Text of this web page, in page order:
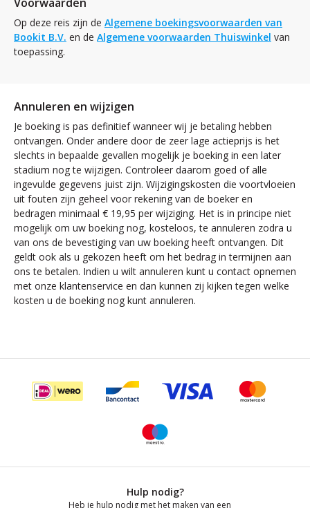
Op deze reis zijn de Algemene boekingsvoorwaarden van
Bookit B.V. en de Algemene voorwaarden Thuiswinkel van
toepassing.
Annuleren en wijzigen
Je boeking is pas definitief wanneer wij je betaling hebben
ontvangen. Onder andere door de zeer lage actieprijs is het
slechts in bepaalde gevallen mogelijk je boeking in een later
stadium nog te wijzigen. Controleer daarom goed of alle
ingevulde gegevens juist zijn. Wijzigingskosten die voortvloeien
uit fouten zijn geheel voor rekening van de boeker en
bedragen minimaal € 19,95 per wijziging. Het is in principe niet
mogelijk om uw boeking nog, kosteloos, te annuleren zodra u
van ons de bevestiging van uw boeking heeft ontvangen. Dit
geldt ook als u gekozen heeft om het bedrag in termijnen aan
ons te betalen. Indien u wilt annuleren kunt u contact opnemen
met onze klantenservice en dan kunnen zij kijken tegen welke
kosten u de boeking nog kunt annuleren.
Hulp nodig?
Heb je hulp nodig met het maken van een